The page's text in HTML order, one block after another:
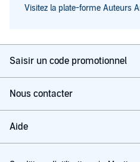
Visitez la plate-forme Auteurs
Saisir un code promotionnel
Nous contacter
Aide